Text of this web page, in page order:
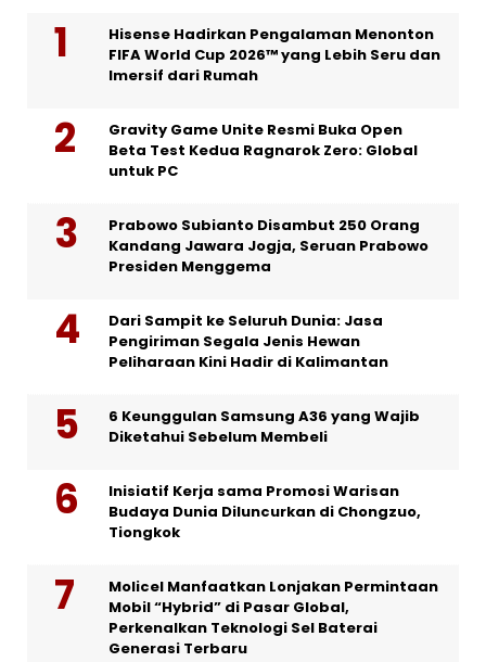
Hisense Hadirkan Pengalaman Menonton
FIFA World Cup 2026™ yang Lebih Seru dan
Imersif dari Rumah
Gravity Game Unite Resmi Buka Open
Beta Test Kedua Ragnarok Zero: Global
untuk PC
Prabowo Subianto Disambut 250 Orang
Kandang Jawara Jogja, Seruan Prabowo
Presiden Menggema
Dari Sampit ke Seluruh Dunia: Jasa
Pengiriman Segala Jenis Hewan
Peliharaan Kini Hadir di Kalimantan
6 Keunggulan Samsung A36 yang Wajib
Diketahui Sebelum Membeli
Inisiatif Kerja sama Promosi Warisan
Budaya Dunia Diluncurkan di Chongzuo,
Tiongkok
Molicel Manfaatkan Lonjakan Permintaan
Mobil “Hybrid” di Pasar Global,
Perkenalkan Teknologi Sel Baterai
Generasi Terbaru